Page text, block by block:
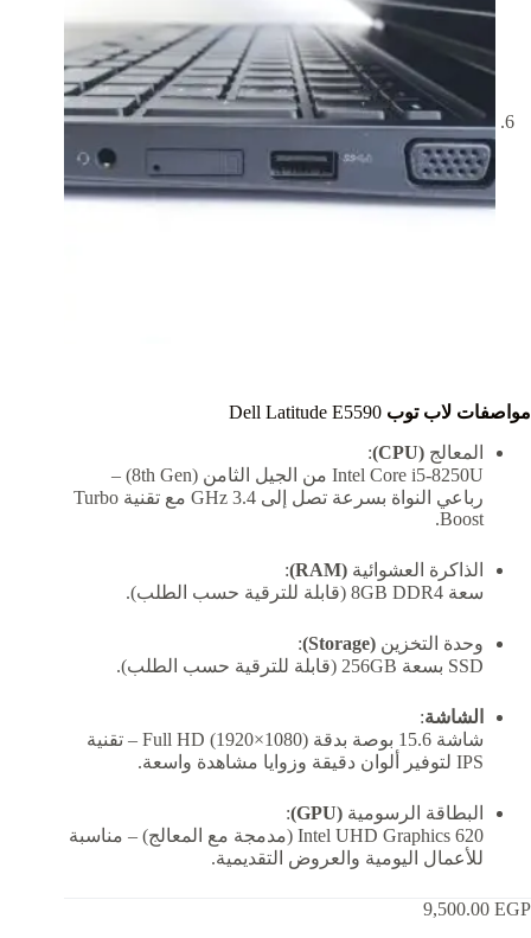
مواصفات لاب توب
المعالج (CPU)
:
Intel Core i5-8250U من الجيل الثامن (8th Gen) –
رباعي النواة بسرعة تصل إلى 3.4 GHz مع تقنية Turbo
Boost.
الذاكرة العشوائية (RAM)
:
سعة 8GB DDR4 (قابلة للترقية حسب الطلب).
وحدة التخزين (Storage)
:
SSD بسعة 256GB (قابلة للترقية حسب الطلب).
الشاشة:
شاشة 15.6 بوصة بدقة Full HD (1920×1080) – تقنية
IPS لتوفير ألوان دقيقة وزوايا مشاهدة واسعة.
البطاقة الرسومية (GPU)
:
Intel UHD Graphics 620 (مدمجة مع المعالج) – مناسبة
للأعمال اليومية والعروض التقديمية.
9,500.00 EGP